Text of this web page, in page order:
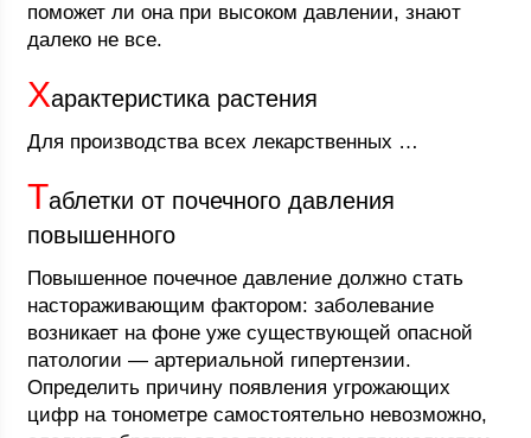
поможет ли она при высоком давлении, знают
далеко не все.
Характеристика растения
Для производства всех лекарственных …
Таблетки от почечного давления
повышенного
Повышенное почечное давление должно стать
настораживающим фактором: заболевание
возникает на фоне уже существующей опасной
патологии — артериальной гипертензии.
Определить причину появления угрожающих
цифр на тонометре самостоятельно невозможно,